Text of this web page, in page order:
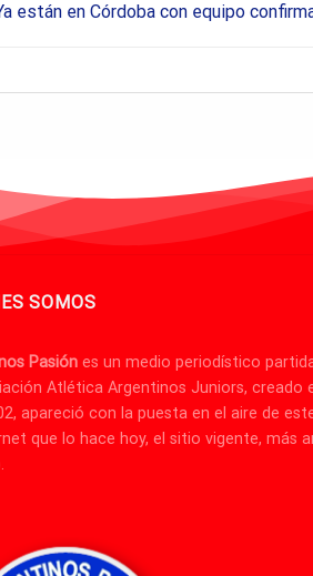
están en Córdoba con equipo
SOMOS
Pasión es un medio periodístico
Atlética Argentinos Juniors, creado
apareció con la puesta en el aire de
que lo hace hoy, el sitio vigente, más